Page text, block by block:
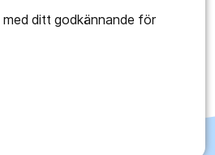
ditt godkännande för